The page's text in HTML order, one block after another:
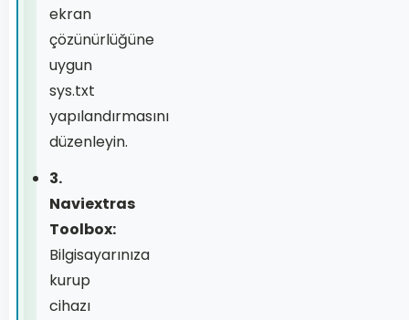
ekran
çözünürlüğüne
uygun
sys.txt
yapılandırmasını
düzenleyin.
3.
Naviextras
Toolbox:
Bilgisayarınıza
kurup
cihazı